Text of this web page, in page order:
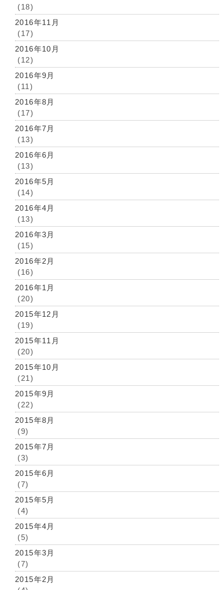
(18)
2016年11月
(17)
2016年10月
(12)
2016年9月
(11)
2016年8月
(17)
2016年7月
(13)
2016年6月
(13)
2016年5月
(14)
2016年4月
(13)
2016年3月
(15)
2016年2月
(16)
2016年1月
(20)
2015年12月
(19)
2015年11月
(20)
2015年10月
(21)
2015年9月
(22)
2015年8月
(9)
2015年7月
(3)
2015年6月
(7)
2015年5月
(4)
2015年4月
(5)
2015年3月
(7)
2015年2月